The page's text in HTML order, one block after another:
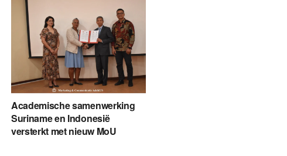
Academische samenwerking
Suriname en Indonesië
versterkt met nieuw MoU